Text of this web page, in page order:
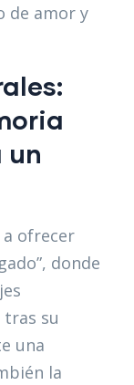
de amor y
un
a ofrecer
donde
su
una
la